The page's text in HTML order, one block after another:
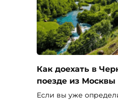
Как доехать в
поезде из Москвы
Если вы уже